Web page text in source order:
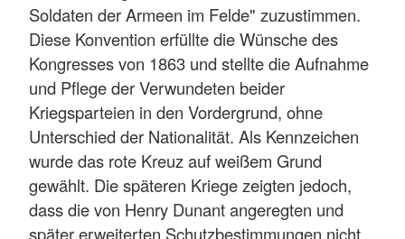
Soldaten der Armeen im Felde" zuzustimmen.
Diese Konvention erfüllte die Wünsche des
Kongresses von 1863 und stellte die Aufnahme
und Pflege der Verwundeten beider
Kriegsparteien in den Vordergrund, ohne
Unterschied der Nationalität. Als Kennzeichen
wurde das rote Kreuz auf weißem Grund
gewählt. Die späteren Kriege zeigten jedoch,
dass die von Henry Dunant angeregten und
später erweiterten Schutzbestimmungen nicht